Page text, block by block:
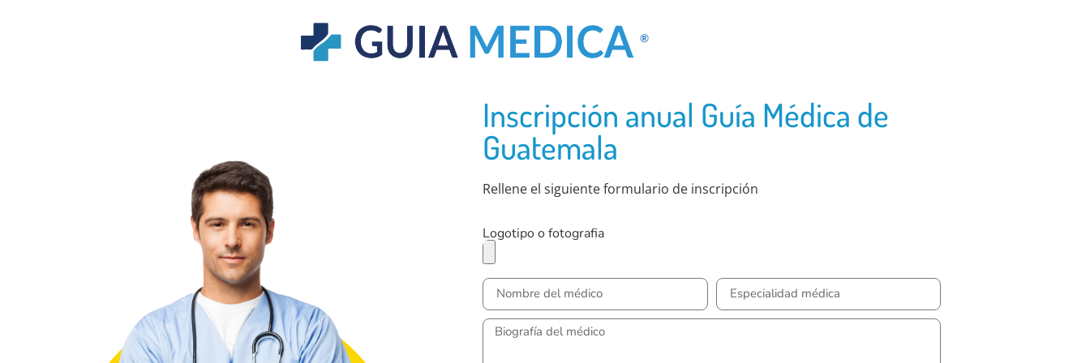
Inscripción anual Guía Médica de
Guatemala
Rellene el siguiente formulario de inscripción
Logotipo o fotografia